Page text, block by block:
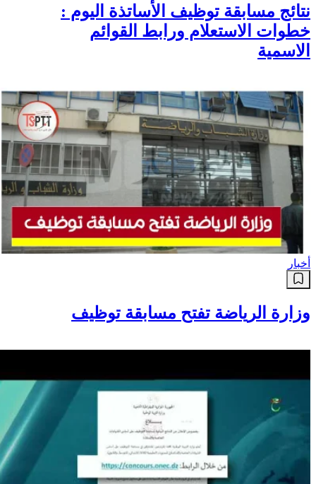
نتائج مسابقة توظيف الأساتذة اليوم :
خطوات الاستعلام ورابط القوائم
الاسمية
أخبار
وزارة الرياضة تفتح مسابقة توظيف